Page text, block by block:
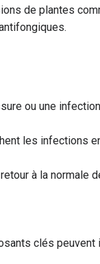
de plantes
ou une
les infections
à la normale
clés peuvent